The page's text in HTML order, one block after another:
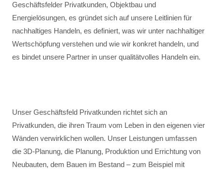
Geschäftsfelder Privatkunden, Objektbau und
Energielösungen, es gründet sich auf unsere Leitlinien für
nachhaltiges Handeln, es definiert, was wir unter nachhaltiger
Wertschöpfung verstehen und wie wir konkret handeln, und
es bindet unsere Partner in unser qualitätvolles Handeln ein.
Unser Geschäftsfeld Privatkunden richtet sich an
Privatkunden, die ihren Traum vom Leben in den eigenen vier
Wänden verwirklichen wollen. Unser Leistungen umfassen
die 3D-Planung, die Planung, Produktion und Errichtung von
Neubauten, dem Bauen im Bestand – zum Beispiel mit